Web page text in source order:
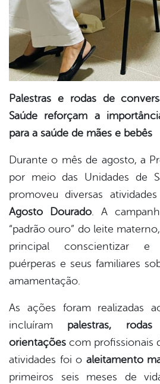
Palestras e rodas de
Saúde reforçam a
para a saúde de mães e bebês
Durante o mês de agosto, a
por meio das Unidades de
promoveu diversas
Agosto Dourado. A
“padrão ouro” do leite
principal conscientizar e
puérperas e seus familiares
amamentação.
As ações foram realizadas
incluíram palestras,
orientações com profissionais
atividades foi o aleitamento
primeiros seis meses de